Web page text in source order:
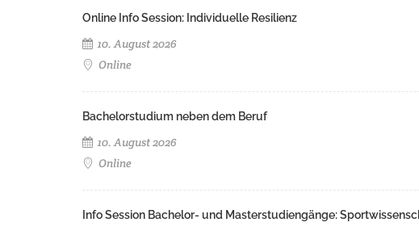
Online Info Session: Individuelle Resilienz
10. August 2026
Online
Bachelorstudium neben dem Beruf
10. August 2026
Online
Info Session Bachelor- und Masterstudiengänge: